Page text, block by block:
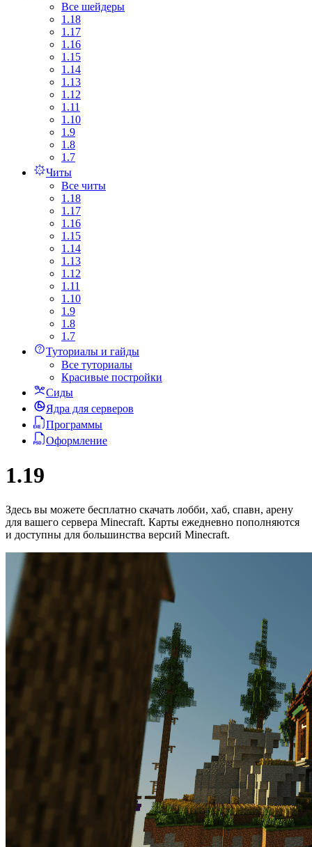
Все шейдеры
1.18
1.17
1.16
1.15
1.14
1.13
1.12
1.11
1.10
1.9
1.8
1.7
Читы
Все читы
1.18
1.17
1.16
1.15
1.14
1.13
1.12
1.11
1.10
1.9
1.8
1.7
Туториалы и гайды
Все туториалы
Красивые постройки
Сиды
Ядра для серверов
Программы
Оформление
1.19
Здесь вы можете бесплатно скачать лобби, хаб, спавн, арену
для вашего сервера Minecraft. Карты ежедневно пополняются
и доступны для большинства версий Minecraft.